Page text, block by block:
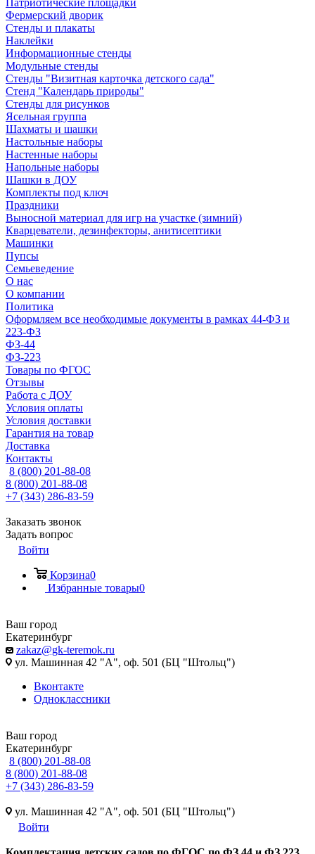
Патриотические площадки
Фермерский дворик
Стенды и плакаты
Наклейки
Информационные стенды
Модульные стенды
Стенды "Визитная карточка детского сада"
Стенд "Календарь природы"
Стенды для рисунков
Ясельная группа
Шахматы и шашки
Настольные наборы
Настенные наборы
Напольные наборы
Шашки в ДОУ
Комплекты под ключ
Праздники
Выносной материал для игр на участке (зимний)
Кварцеватели, дезинфекторы, анитисептики
Машинки
Пупсы
Семьеведение
О нас
О компании
Политика
Оформляем все необходимые документы в рамках 44-ФЗ и
223-ФЗ
ФЗ-44
ФЗ-223
Товары по ФГОС
Отзывы
Работа с ДОУ
Условия оплаты
Условия доставки
Гарантия на товар
Доставка
Контакты
8 (800) 201-88-08
8 (800) 201-88-08
+7 (343) 286-83-59
Заказать звонок
Задать вопрос
Войти
Корзина0
Избранные товары0
Ваш город
Екатеринбург
zakaz@gk-teremok.ru
ул. Машинная 42 "А", оф. 501 (БЦ "Штольц")
Вконтакте
Одноклассники
Ваш город
Екатеринбург
8 (800) 201-88-08
8 (800) 201-88-08
+7 (343) 286-83-59
ул. Машинная 42 "А", оф. 501 (БЦ "Штольц")
Войти